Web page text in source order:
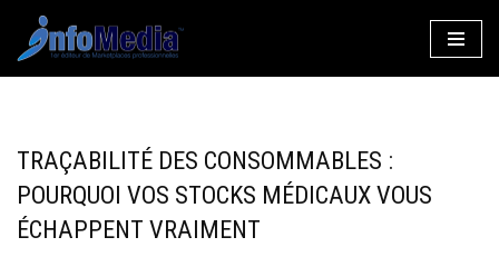
Aller
TRAÇABILITÉ DES CONSOMMABLES :
POURQUOI VOS STOCKS MÉDICAUX VOUS
ÉCHAPPENT VRAIMENT